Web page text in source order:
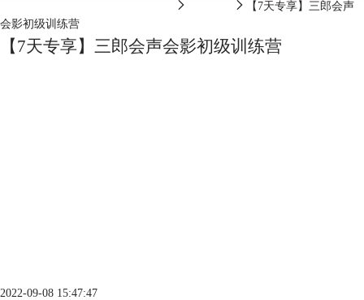
【7天专享】三郎会声
会影初级训练营
【7天专享】三郎会声会影初级训练营
2022-09-08 15:47:47